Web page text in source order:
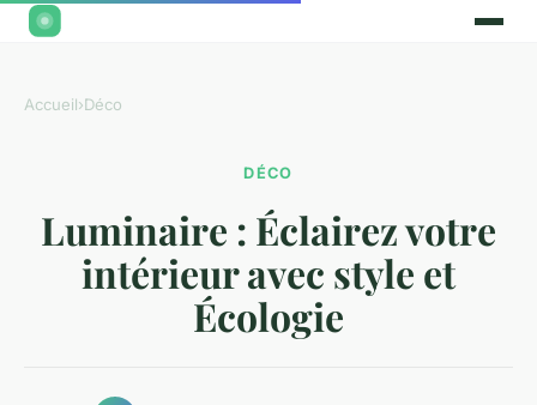
Accueil›Déco
DÉCO
Luminaire : Éclairez votre
intérieur avec style et
Écologie